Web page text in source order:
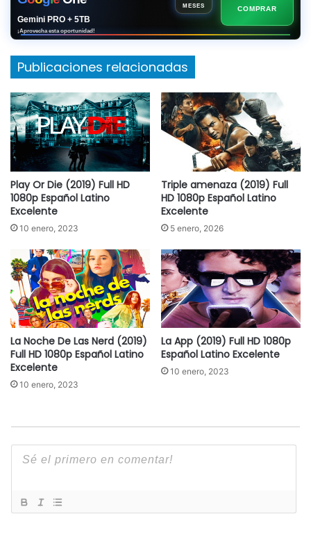
MESES
Gemini PRO + 5TB
¡Aprovecha esta oportunidad!
COMPRAR
Publicaciones relacionadas
Play Or Die (2019) Full HD
1080p Español Latino
Excelente
10 enero, 2023
Triple amenaza (2019) Full
HD 1080p Español Latino
Excelente
5 enero, 2026
La Noche De Las Nerd (2019)
Full HD 1080p Español Latino
Excelente
10 enero, 2023
La App (2019) Full HD 1080p
Español Latino Excelente
10 enero, 2023